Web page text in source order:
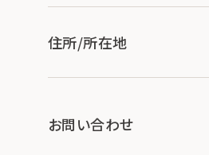
住所/所在地
お問い合わせ